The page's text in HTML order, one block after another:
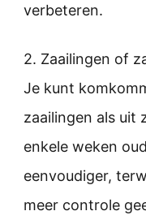
verbeteren.
2. Zaailingen of
Je kunt
zaailingen als uit
enkele weken
eenvoudiger,
meer controle